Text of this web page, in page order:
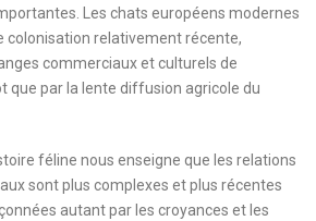
Les chats européens modernes
colonisation relativement récente,
commerciaux et culturels de
que par la lente diffusion agricole du
féline nous enseigne que les relations
sont plus complexes et plus récentes
autant par les croyances et les